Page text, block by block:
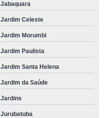
Jabaquara
Jardim Celeste
Jardim Morumbi
Jardim Paulista
Jardim Santa Helena
Jardim da Saúde
Jardins
Jurubatuba